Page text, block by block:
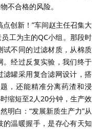
不合格的风险。
创新！”车间赵主任召集大
工为主的QC小组。那段时
试不同的过滤材质，从棉质
经过反复实验，我们终于
罐采用复合滤网设计，搭
，还能精准分离药渣和浸
缩短至2人20分钟，生产效
明白：“发展新质生产力”从
温暖握手，是存心有天知